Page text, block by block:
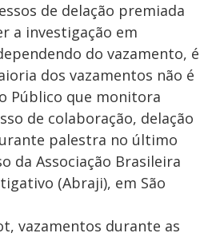
de delação premiada
a investigação em
do vazamento, é
dos vazamentos não é
Público que monitora
de colaboração, delação
palestra no último
da Associação Brasileira
(Abraji), em São
vazamentos durante as